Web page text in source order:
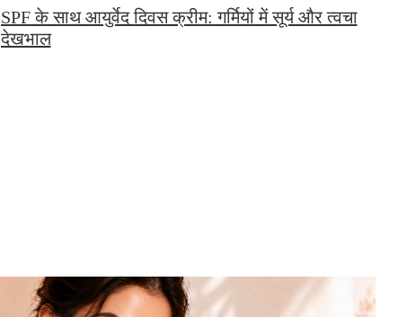
SPF के साथ आयुर्वेद दिवस क्रीम: गर्मियों में सूर्य और त्वचा
देखभाल